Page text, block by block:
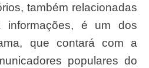
também relacionadas
é um dos
que contará com a
populares do